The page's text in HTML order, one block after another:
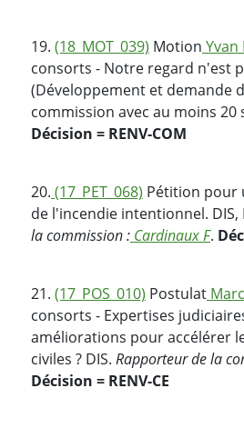
19. (18_MOT_039) Motion Yvan
consorts - Notre regard n'est
(Développement et demande
commission avec au moins 20
Décision = RENV-COM
20. (17_PET_068) Pétition pour
de l'incendie intentionnel. DIS,
la commission : Cardinaux F.
21. (17_POS_010) Postulat
consorts - Expertises
améliorations pour accélérer
civiles ? DIS. Rapporteur de la
Décision = RENV-CE